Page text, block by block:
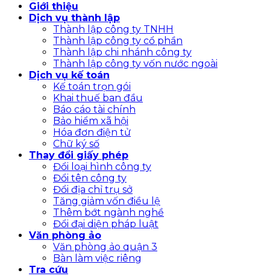
Giới thiệu
Dịch vụ thành lập
Thành lập công ty TNHH
Thành lập công ty cổ phần
Thành lập chi nhánh công ty
Thành lập công ty vốn nước ngoài
Dịch vụ kế toán
Kế toán trọn gói
Khai thuế ban đầu
Báo cáo tài chính
Bảo hiểm xã hội
Hóa đơn điện tử
Chữ ký số
Thay đổi giấy phép
Đổi loại hình công ty
Đổi tên công ty
Đổi địa chỉ trụ sở
Tăng giảm vốn điều lệ
Thêm bớt ngành nghề
Đổi đại diện pháp luật
Văn phòng ảo
Văn phòng ảo quận 3
Bàn làm việc riêng
Tra cứu